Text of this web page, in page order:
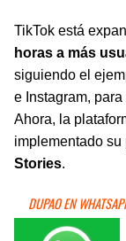
TikTok está
horas a más
siguiendo el
e Instagram,
Ahora, la
implementado
Stories.
DUPAO EN